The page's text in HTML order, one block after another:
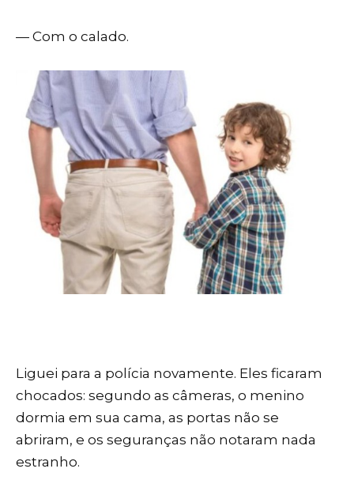
— Com o calado.
Liguei para a polícia novamente. Eles ficaram
chocados: segundo as câmeras, o menino
dormia em sua cama, as portas não se
abriram, e os seguranças não notaram nada
estranho.